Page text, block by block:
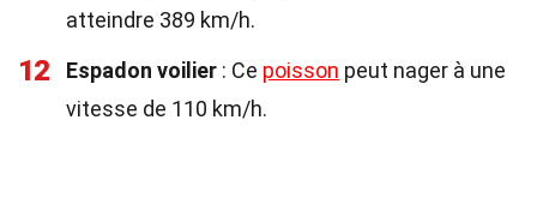
atteindre 389 km/h.
12 Espadon voilier : Ce poisson peut nager à une
vitesse de 110 km/h.